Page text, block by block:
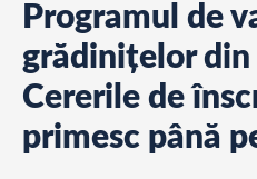
Programul de
grădinițelor din
Cererile de
primesc până